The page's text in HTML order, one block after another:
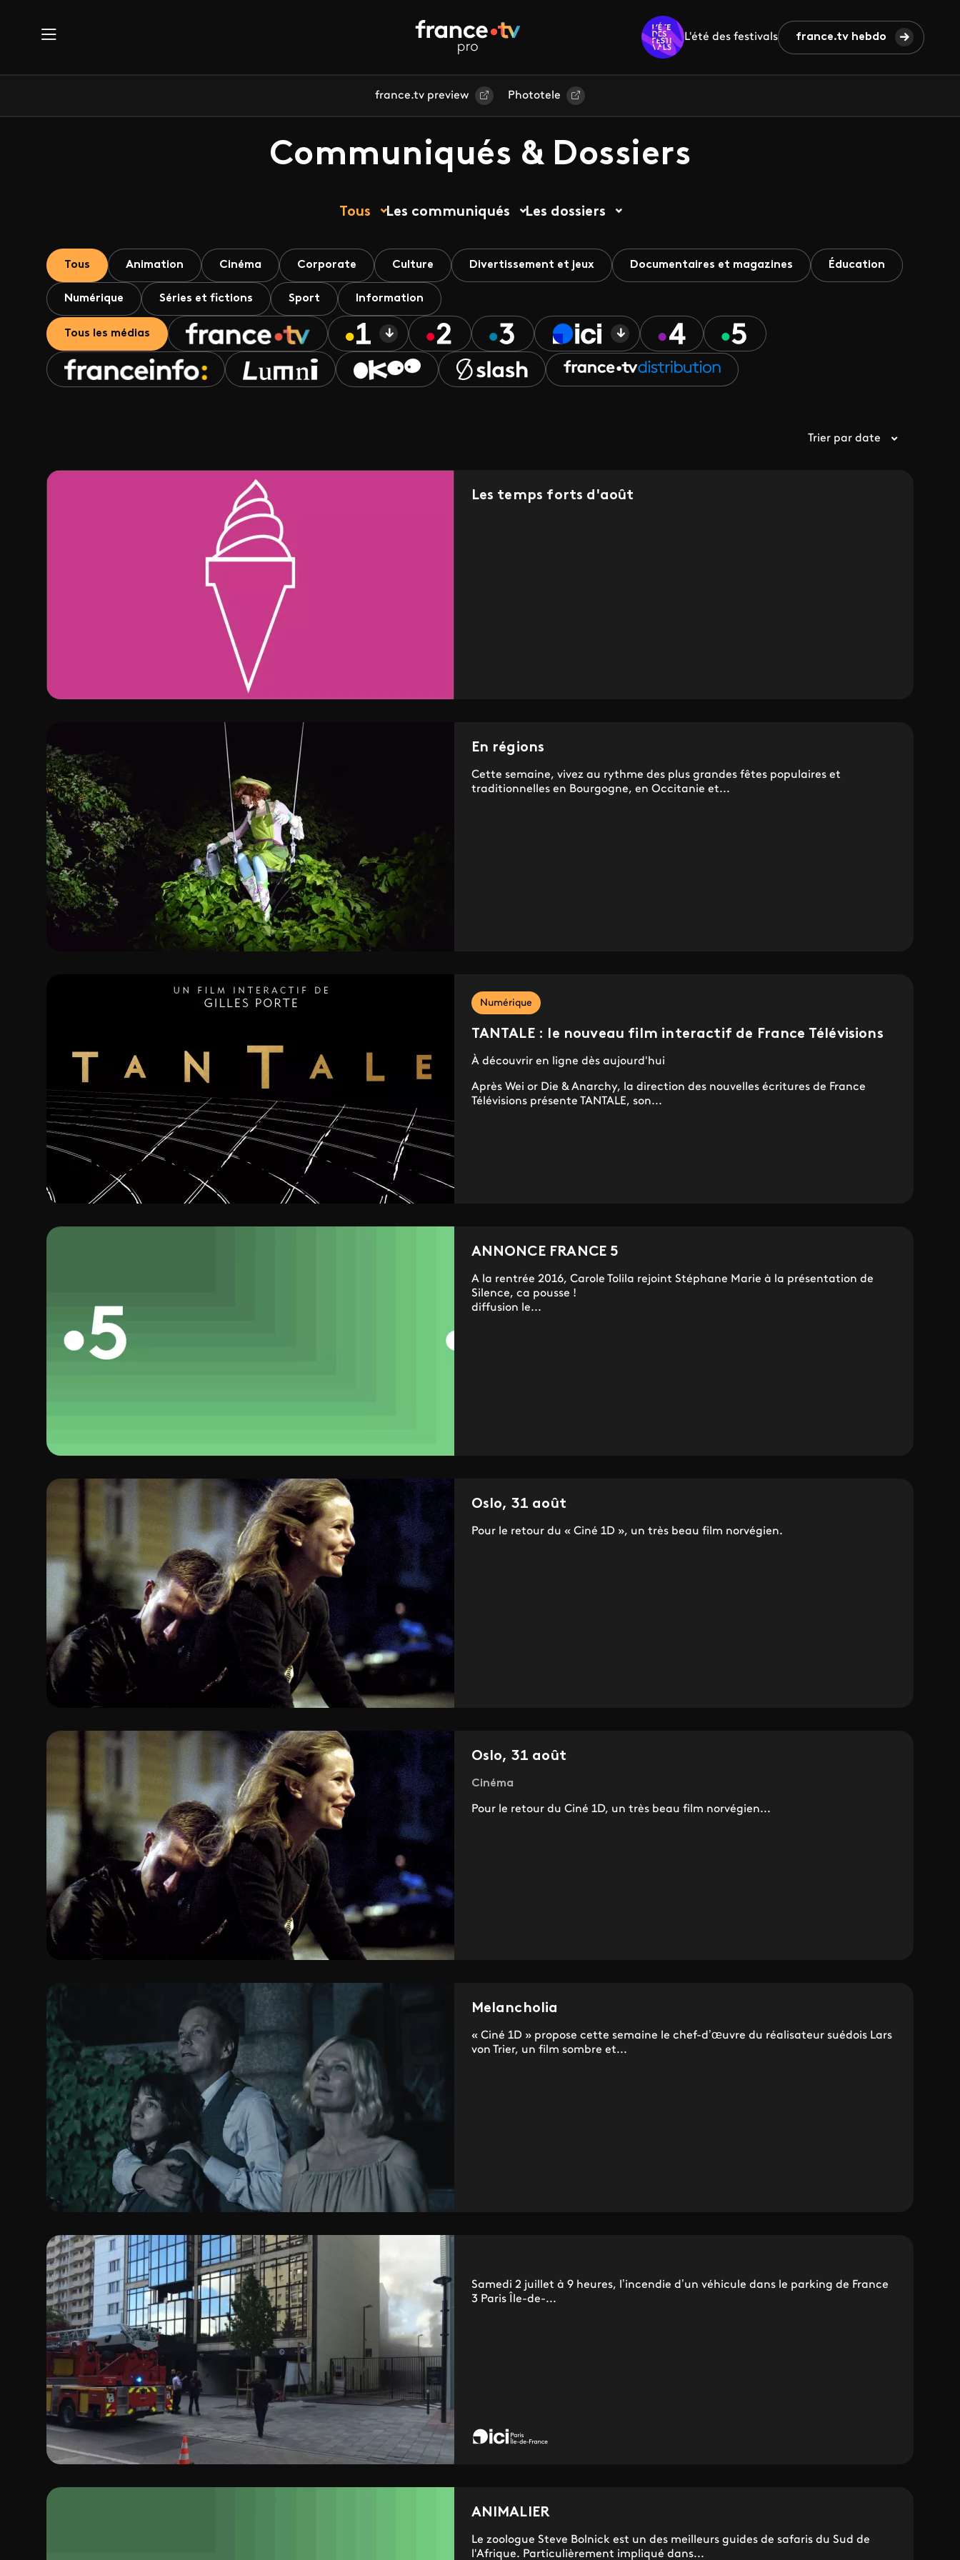
L'été des festivals france.tv hebdo
france.tv preview Phototele
Communiqués & Dossiers
Tous Les communiqués Les dossiers
Tous Animation Cinéma Corporate Culture Divertissement et jeux Documentaires et magazines Éducation
Numérique Séries et fictions Sport Information
Tous les médias
Trier par date
Les temps forts d'août
En régions
Cette semaine, vivez au rythme des plus grandes fêtes populaires et
traditionnelles en Bourgogne, en Occitanie et...
Numérique
TANTALE : le nouveau film interactif de France Télévisions
À découvrir en ligne dès aujourd'hui
Après Wei or Die & Anarchy, la direction des nouvelles écritures de France
Télévisions présente TANTALE, son...
ANNONCE FRANCE 5
A la rentrée 2016, Carole Tolila rejoint Stéphane Marie à la présentation de
Silence, ca pousse !
diffusion le...
Oslo, 31 août
Pour le retour du « Ciné 1D », un très beau film norvégien.
Oslo, 31 août
Cinéma
Pour le retour du Ciné 1D, un très beau film norvégien...
Melancholia
« Ciné 1D » propose cette semaine le chef-d’œuvre du réalisateur suédois Lars
von Trier, un film sombre et...
Samedi 2 juillet à 9 heures, l’incendie d’un véhicule dans le parking de France
3 Paris Île-de-...
ANIMALIER
Le zoologue Steve Bolnick est un des meilleurs guides de safaris du Sud de
l'Afrique. Particulièrement impliqué dans...